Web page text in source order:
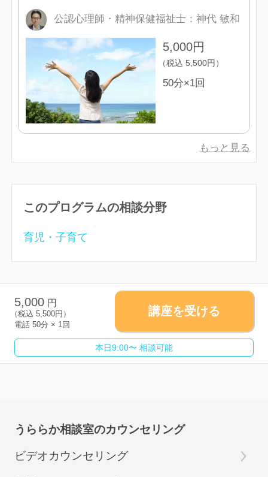
公認心理師・精神保健福祉士 ：神代 敏和
5,000円
（税込 5,500円）
50分×1回
もっと見る
このプログラムの相談分野
育児・子育て
5,000 円
（税込 5,500円）
電話 50分 × 1回
講座を受ける
本日9:00〜 相談可能
うららか相談室のカウンセリング
ビデオカウンセリング